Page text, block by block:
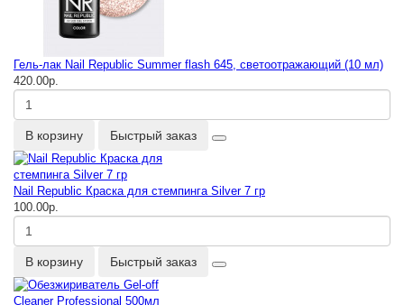
Гель-лак Nail Republic Summer flash 645, светоотражающий (10 мл)
420.00р.
В корзину Быстрый заказ
Nail Republic Краска для стемпинга Silver 7 гр
100.00р.
В корзину Быстрый заказ